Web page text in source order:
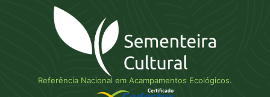
Referência Nacional em Acampamentos Ecológicos.